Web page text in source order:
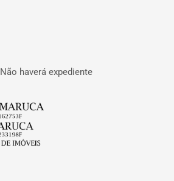
Não haverá expediente